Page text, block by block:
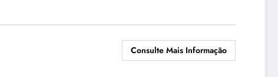
Consulte Mais Informação